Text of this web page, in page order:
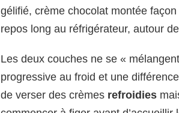
gélifié, crème chocolat montée
repos long au réfrigérateur, autour de
Les deux couches ne se «
progressive au froid et une
de verser des crèmes refroidies